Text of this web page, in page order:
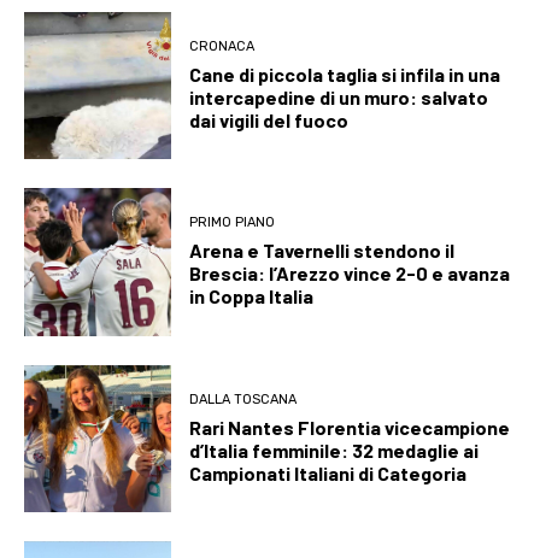
CRONACA
Cane di piccola taglia si infila in una
intercapedine di un muro: salvato
dai vigili del fuoco
PRIMO PIANO
Arena e Tavernelli stendono il
Brescia: l’Arezzo vince 2-0 e avanza
in Coppa Italia
DALLA TOSCANA
Rari Nantes Florentia vicecampione
d’Italia femminile: 32 medaglie ai
Campionati Italiani di Categoria